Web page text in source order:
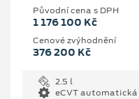
Původní cena s DPH
1 176 100 Kč
Cenové zvýhodnění
376 200 Kč
2.5 l
eCVT automatická